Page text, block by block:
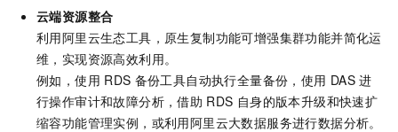
云端资源整合
利用阿里云生态工具，原生复制功能可增强集群功能并简化运
维，实现资源高效利用。
例如，使用 RDS 备份工具自动执行全量备份，使用 DAS 进
行操作审计和故障分析，借助 RDS 自身的版本升级和快速扩
缩容功能管理实例，或利用阿里云大数据服务进行数据分析。